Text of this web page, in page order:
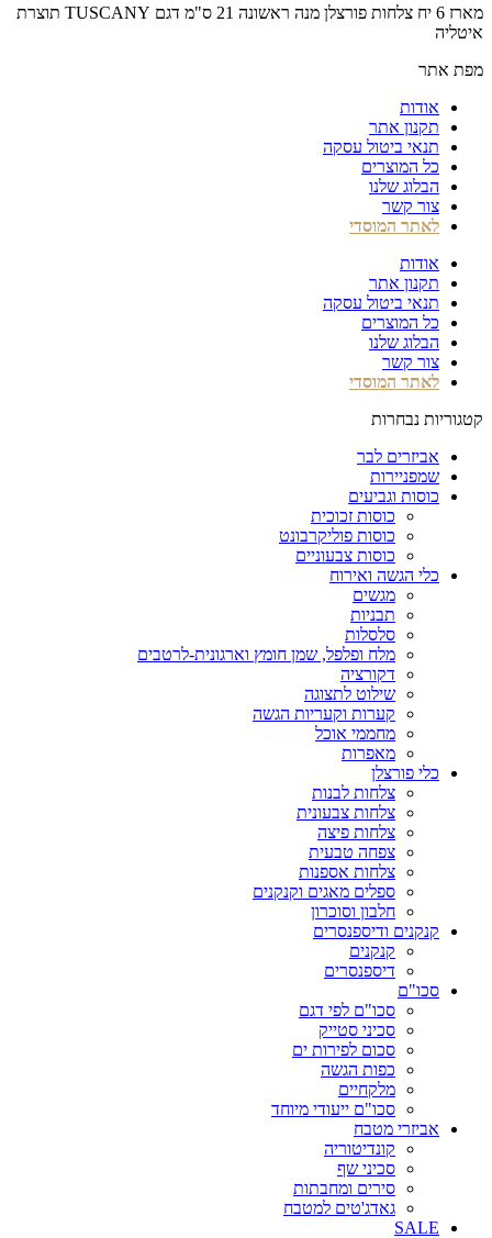
מארז 6 יח צלחות פורצלן מנה ראשונה 21 ס"מ דגם TUSCANY תוצרת
איטליה
מפת אתר
אודות
תקנון אתר
תנאי ביטול עסקה
כל המוצרים
הבלוג שלנו
צור קשר
לאתר המוסדי
אודות
תקנון אתר
תנאי ביטול עסקה
כל המוצרים
הבלוג שלנו
צור קשר
לאתר המוסדי
קטגוריות נבחרות
אביזרים לבר
שמפניירות
כוסות וגביעים
כוסות זכוכית
כוסות פוליקרבונט
כוסות צבעוניים
כלי הגשה ואירוח
מגשים
תבניות
סלסלות
מלח ופלפל, שמן חומץ וארגונית-לרטבים
דקורציה
שילוט לתצוגה
קערות וקעריות הגשה
מחממי אוכל
מאפרות
כלי פורצלן
צלחות לבנות
צלחות צבעונית
צלחות פיצה
צפחה טבעית
צלחות אספנות
ספלים מאגים וקנקנים
חלבון וסוכרון
קנקנים ודיספנסרים
קנקנים
דיספנסרים
סכו"ם
סכו"ם לפי דגם
סכיני סטייק
סכום לפירות ים
כפות הגשה
מלקחיים
סכו"ם ייעודי מיוחד
אביזרי מטבח
קונדיטוריה
סכיני שף
סירים ומחבתות
גאדג'טים למטבח
SALE